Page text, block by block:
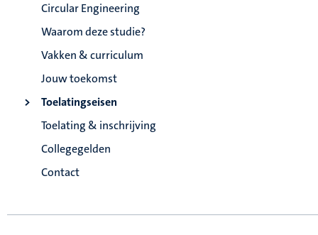
Circular Engineering
Waarom deze studie?
Vakken & curriculum
Jouw toekomst
Toelatingseisen
Toelating & inschrijving
Collegegelden
Contact